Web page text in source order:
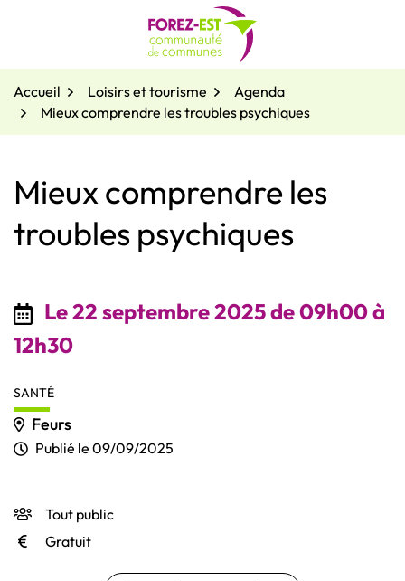
Accueil
Loisirs et tourisme
Agenda
Mieux comprendre les troubles psychiques
Mieux comprendre les
troubles psychiques
Le22 septembre2025de 09h00 à
12h30
SANTÉ
Feurs
Publié le 09/09/2025
INFOS UTILES
Tout public
Gratuit